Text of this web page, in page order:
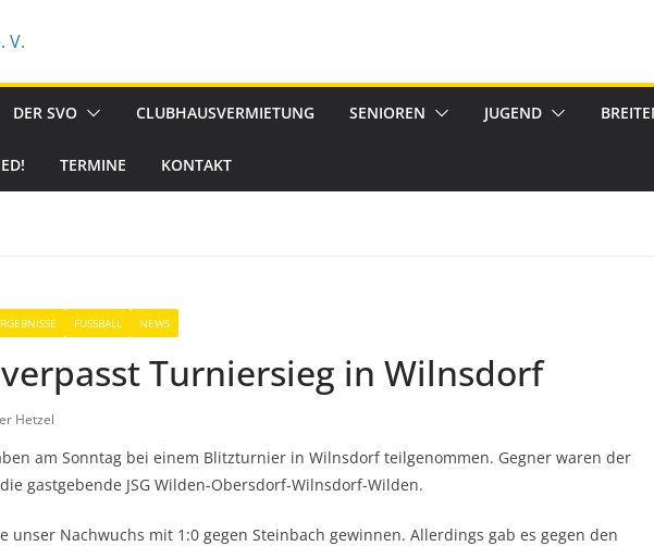
DER SVO CLUBHAUSVERMIETUNG SENIOREN JUGEND
TERMINE KONTAKT
FUSSBALL NEWS
verpasst Turniersieg in Wilnsdorf
Hetzel
am Sonntag bei einem Blitzturnier in Wilnsdorf teilgenommen. Gegner waren der
gastgebende JSG Wilden-Obersdorf-Wilnsdorf-Wilden.
unser Nachwuchs mit 1:0 gegen Steinbach gewinnen. Allerdings gab es gegen den